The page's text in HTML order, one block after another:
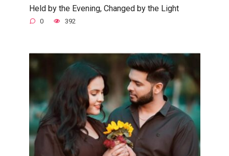
Held by the Evening, Changed by the Light
0 392